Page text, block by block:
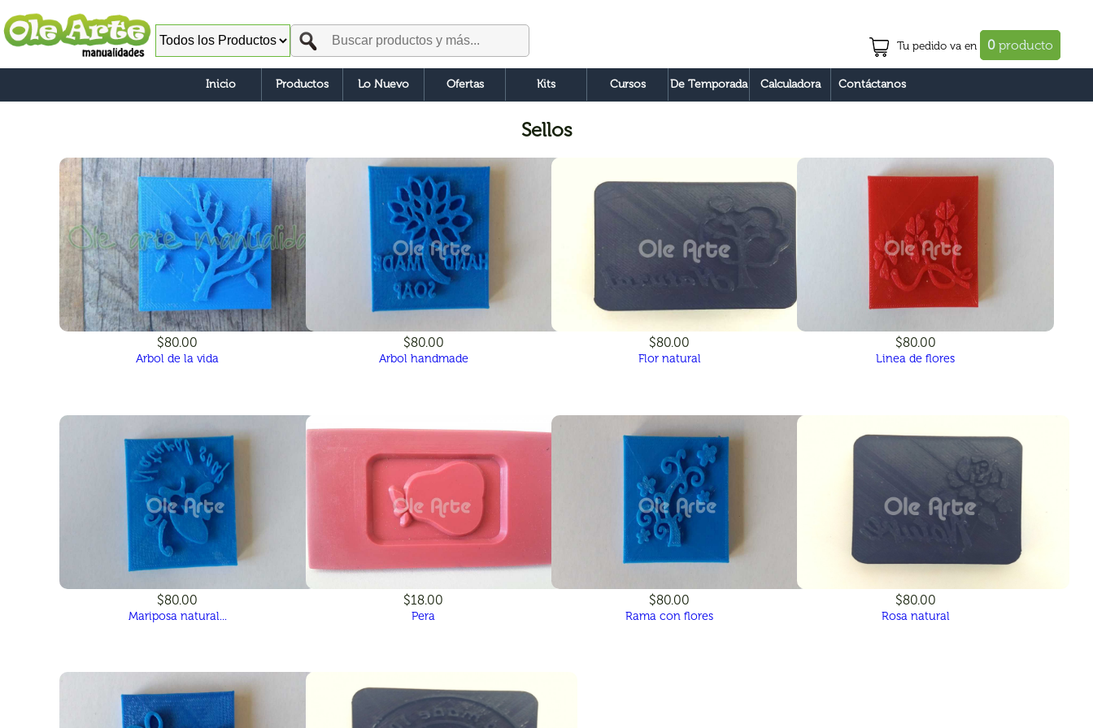
Tu pedido va en 0 producto
Inicio Productos Lo Nuevo Ofertas Kits Cursos De Temporada Calculadora Contáctanos
Sellos
$80.00
Arbol de la vida
$80.00
Arbol handmade
$80.00
Flor natural
$80.00
Linea de flores
$80.00
Mariposa natural...
$18.00
Pera
$80.00
Rama con flores
$80.00
Rosa natural